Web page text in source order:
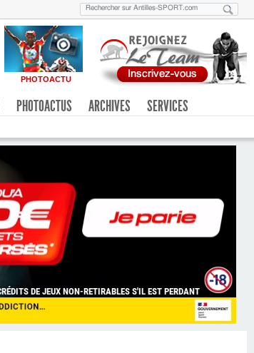
PHOTOACTU
PHOTOACTUS ARCHIVES SERVICES